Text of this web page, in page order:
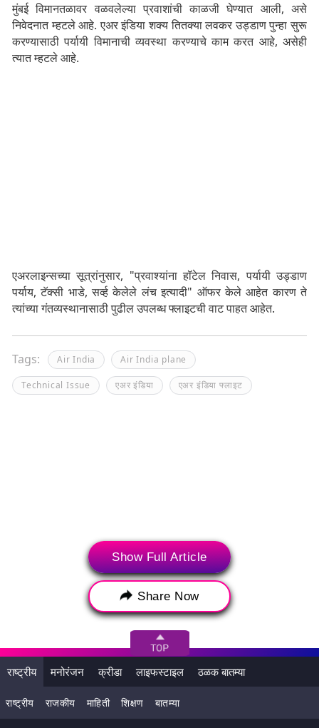
मुंबई विमानतळावर वळवलेल्या प्रवाशांची काळजी घेण्यात आली, असे
निवेदनात म्हटले आहे. एअर इंडिया शक्य तितक्या लवकर उड्डाण पुन्हा सुरू
करण्यासाठी पर्यायी विमानाची व्यवस्था करण्याचे काम करत आहे, असेही
त्यात म्हटले आहे.
एअरलाइन्सच्या सूत्रांनुसार, "प्रवाश्यांना हॉटेल निवास, पर्यायी उड्डाण
पर्याय, टॅक्सी भाडे, सर्व्ह केलेले लंच इत्यादी" ऑफर केले आहेत कारण ते
त्यांच्या गंतव्यस्थानासाठी पुढील उपलब्ध फ्लाइटची वाट पाहत आहेत.
Tags: Air India Air India plane
Technical Issue एअर इंडिया एअर इंडिया फ्लाइट
Show Full Article
Share Now
राष्ट्रीय मनोरंजन क्रीडा लाइफस्टाइल ठळक बातम्या
राष्ट्रीय राजकीय माहिती शिक्षण बातम्या